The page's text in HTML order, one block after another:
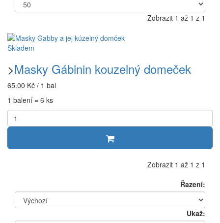
Zobrazit 1 až 1 z 1
Skladem
>Masky Gábinin kouzelný domeček
65.00 Kč / 1 bal
1 balení = 6 ks
Zobrazit 1 až 1 z 1
Řazení:
Ukaž: